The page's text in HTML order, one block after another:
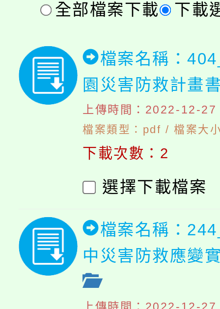
全部檔案下載 下載
檔案名稱：
園災害防救計畫
上傳時間：2022-12-
檔案類型：pdf / 檔案大
下載次數：2
選擇下載檔案
檔案名稱：
中災害防救應變